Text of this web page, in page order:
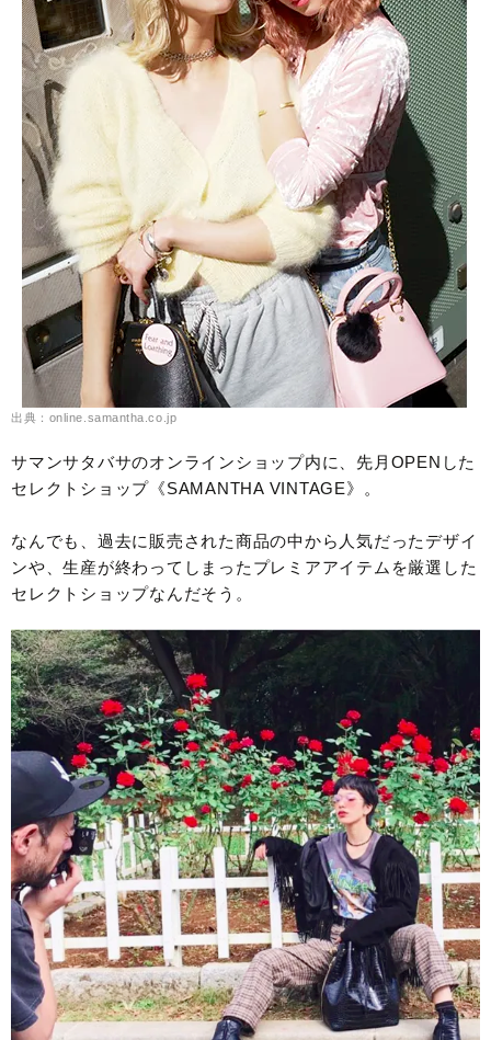
出典：online.samantha.co.jp
サマンサタバサのオンラインショップ内に、先月OPENした
セレクトショップ《SAMANTHA VINTAGE》。
なんでも、過去に販売された商品の中から人気だったデザイ
ンや、生産が終わってしまったプレミアアイテムを厳選した
セレクトショップなんだそう。